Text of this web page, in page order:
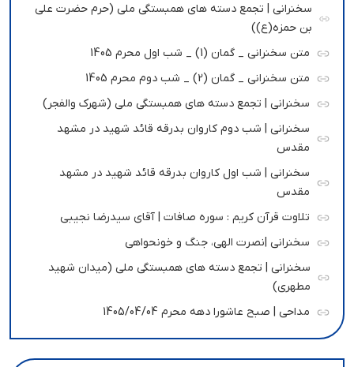
سخنرانی | تجمع دسته های همبستگی ملی (حرم حضرت علی
بن حمزه(ع))
متن سخنرانی _ گمان (1) _ شب اول محرم 1405
متن سخنرانی _ گمان (2) _ شب دوم محرم 1405
سخنرانی | تجمع دسته های همبستگی ملی (شهرک والفجر)
سخنرانی | شب دوم کاروان بدرقه قائد شهید در مشهد
مقدس
سخنرانی | شب اول کاروان بدرقه قائد شهید در مشهد
مقدس
تلاوت قرآن کریم : سوره صافات | آقای سیدرضا نجیبی
سخنرانی |نصرت الهی، جنگ و خونحواهی
سخنرانی | تجمع دسته های همبستگی ملی (میدان شهید
مطهری)
مداحی | صبح عاشورا دهه محرم 1405/04/04